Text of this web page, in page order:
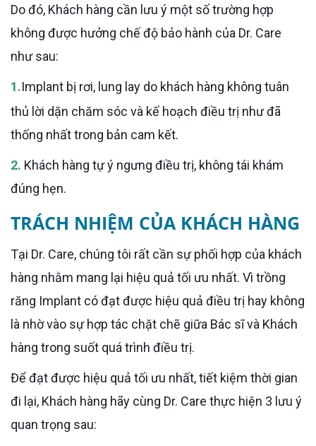
Do đó, Khách hàng cần lưu ý một số trường hợp
không được hưởng chế độ bảo hành của Dr. Care
như sau:
1.Implant bị rơi, lung lay do khách hàng không tuân
thủ lời dặn chăm sóc và kế hoạch điều trị như đã
thống nhất trong bản cam kết.
2. Khách hàng tự ý ngưng điều trị, không tái khám
đúng hẹn.
TRÁCH NHIỆM CỦA KHÁCH HÀNG
Tại Dr. Care, chúng tôi rất cần sự phối hợp của khách
hàng nhằm mang lại hiệu quả tối ưu nhất. Vì trồng
răng Implant có đạt được hiệu quả điều trị hay không
là nhờ vào sự hợp tác chặt chẽ giữa Bác sĩ và Khách
hàng trong suốt quá trình điều trị.
Để đạt được hiệu quả tối ưu nhất, tiết kiệm thời gian
đi lại, Khách hàng hãy cùng Dr. Care thực hiện 3 lưu ý
quan trọng sau: